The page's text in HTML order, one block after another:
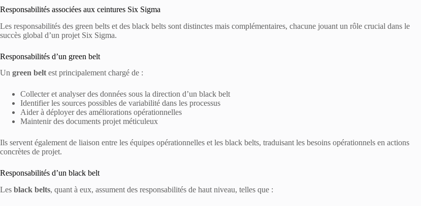
Responsabilités associées aux ceintures Six Sigma
Les responsabilités des green belts et des black belts sont distinctes mais complémentaires, chacune jouant un rôle crucial dans le
succès global d’un projet Six Sigma.
Responsabilités d’un green belt
Un green belt est principalement chargé de :
Collecter et analyser des données sous la direction d’un black belt
Identifier les sources possibles de variabilité dans les processus
Aider à déployer des améliorations opérationnelles
Maintenir des documents projet méticuleux
Ils servent également de liaison entre les équipes opérationnelles et les black belts, traduisant les besoins opérationnels en actions
concrètes de projet.
Responsabilités d’un black belt
Les black belts, quant à eux, assument des responsabilités de haut niveau, telles que :